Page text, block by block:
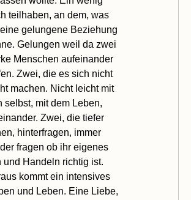
teilhaben, an dem, was
gelungene Beziehung
Gelungen weil da zwei
Menschen aufeinander
Zwei, die es sich nicht
machen. Nicht leicht mit
selbst, mit dem Leben,
Zwei, die tiefer
hinterfragen, immer
fragen ob ihr eigenes
und Handeln richtig ist.
kommt ein intensives
und Leben. Eine Liebe,